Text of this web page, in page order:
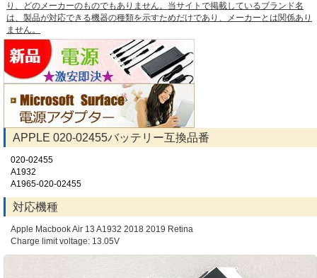
り、どのメーカーのものでもありません。当サイトで掲載しているブランド名
は、製品が対応できる機器の種類を示すためだけであり、メーカーとは関係あり
ません。
APPLE 020-02455バッテリー互換品番
020-02455
A1932
A1965-020-02455
対応機種
Apple Macbook Air 13 A1932 2018 2019 Retina
Charge limit voltage: 13.05V